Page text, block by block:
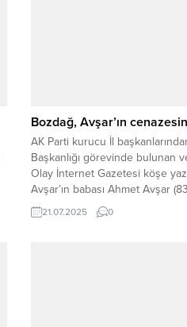
Bozdağ, Avşar’ın
AK Parti kurucu İl
Başkanlığı görevinde bulunan
Olay İnternet Gazetesi köşe
Avşar’ın babası Ahmet Avşar
Merhum Avşar’ın cenazesi
öğle namazının ardından
21.07.2025 0